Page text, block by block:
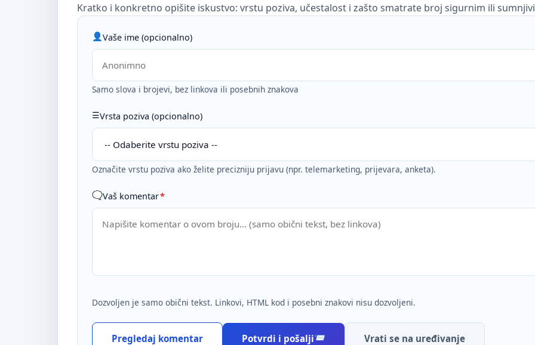
Kratko i konkretno opišite iskustvo: vrstu poziva, učestalost i zašto smatrate broj sigurnim ili
Vaše ime (opcionalno)
Samo slova i brojevi, bez linkova ili posebnih znakova
Vrsta poziva (opcionalno)
Označite vrstu poziva ako želite precizniju prijavu (npr. telemarketing, prijevara, anketa).
Vaš komentar*
Dozvoljen je samo obični tekst. Linkovi, HTML kod i posebni znakovi nisu dozvoljeni.
Pregledaj komentar Potvrdi i pošalji Vrati se na uređivanje